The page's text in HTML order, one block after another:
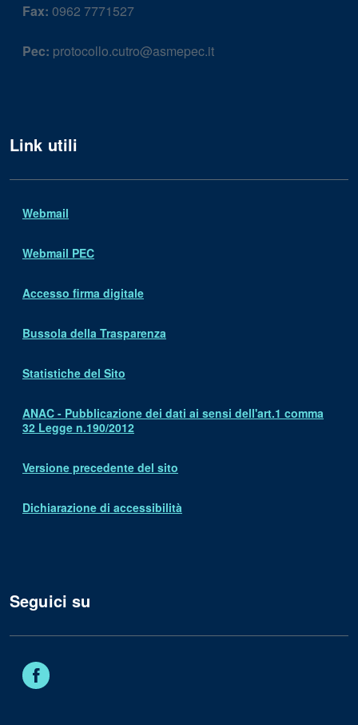
Fax: 0962 7771527
Pec: protocollo.cutro@asmepec.it
Link utili
Webmail
Webmail PEC
Accesso firma digitale
Bussola della Trasparenza
Statistiche del Sito
ANAC - Pubblicazione dei dati ai sensi dell'art.1 comma
32 Legge n.190/2012
Versione precedente del sito
Dichiarazione di accessibilità
Seguici su